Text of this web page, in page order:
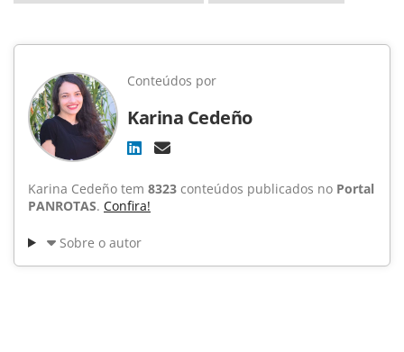
Conteúdos por
Karina Cedeño
Karina Cedeño tem 8323 conteúdos publicados no Portal
PANROTAS. Confira!
Sobre o autor